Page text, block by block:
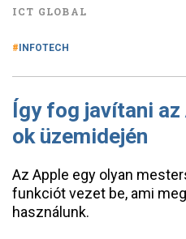
ICT GLOBAL
INFOTECH
Így fog javítani az
ok üzemidején
Az Apple egy olyan
funkciót vezet be, ami
használunk.